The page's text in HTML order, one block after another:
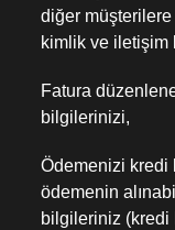
diğer müşterilere
kimlik ve iletişim
Fatura
bilgilerinizi,
Ödemenizi kredi
ödemenin
bilgileriniz (kredi